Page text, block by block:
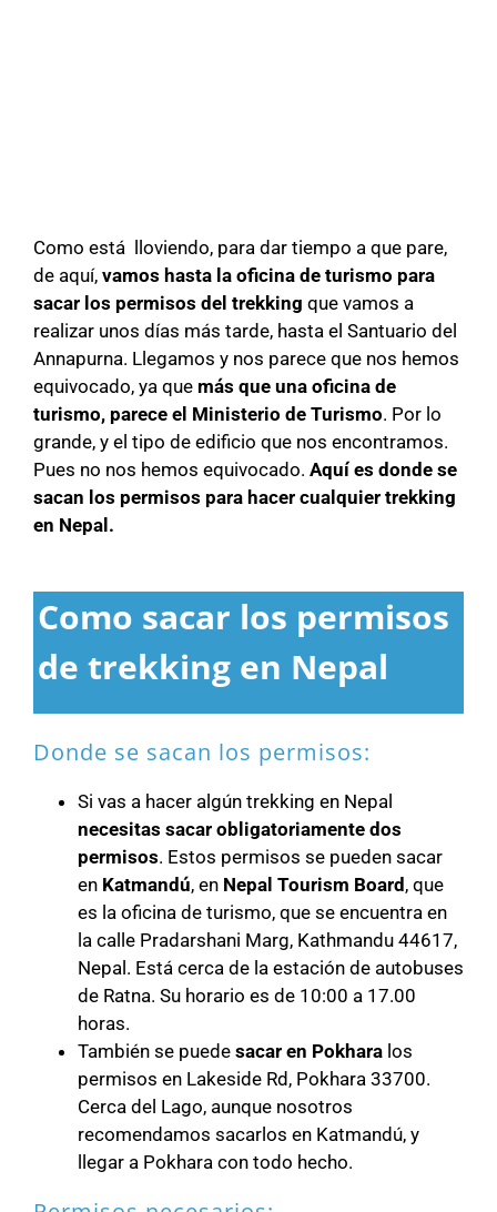
Como está lloviendo, para dar tiempo a que pare,
de aquí, vamos hasta la oficina de turismo para
sacar los permisos del trekking que vamos a
realizar unos días más tarde, hasta el Santuario del
Annapurna. Llegamos y nos parece que nos hemos
equivocado, ya que más que una oficina de
turismo, parece el Ministerio de Turismo. Por lo
grande, y el tipo de edificio que nos encontramos.
Pues no nos hemos equivocado. Aquí es donde se
sacan los permisos para hacer cualquier trekking
en Nepal.
Como sacar los permisos
de trekking en Nepal
Donde se sacan los permisos:
Si vas a hacer algún trekking en Nepal
necesitas sacar obligatoriamente dos
permisos. Estos permisos se pueden sacar
en Katmandú, en Nepal Tourism Board , que
es la oficina de turismo, que se encuentra en
la calle Pradarshani Marg, Kathmandu 44617,
Nepal. Está cerca de la estación de autobuses
de Ratna. Su horario es de 10:00 a 17.00
horas.
También se puede sacar en Pokhara los
permisos en Lakeside Rd, Pokhara 33700.
Cerca del Lago, aunque nosotros
recomendamos sacarlos en Katmandú, y
llegar a Pokhara con todo hecho.